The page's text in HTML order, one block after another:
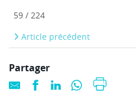
59 / 224
Article précédent
Partager